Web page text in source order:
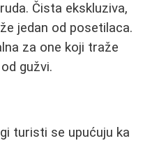
Čista ekskluziva,
jedan od posetilaca.
za one koji traže
gužvi.
turisti se upućuju ka